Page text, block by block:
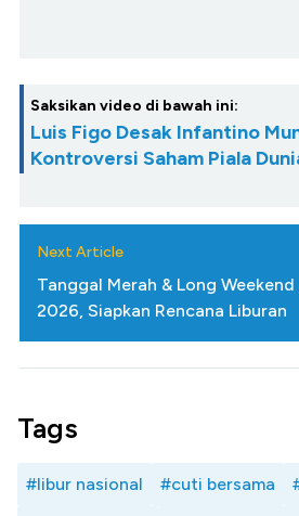
Saksikan video di bawah ini:
Luis Figo Desak Infantino
Kontroversi Saham Piala
Next Article
Tanggal Merah & Long
2026, Siapkan Rencana Liburan
Tags
#libur nasional #cuti bersama